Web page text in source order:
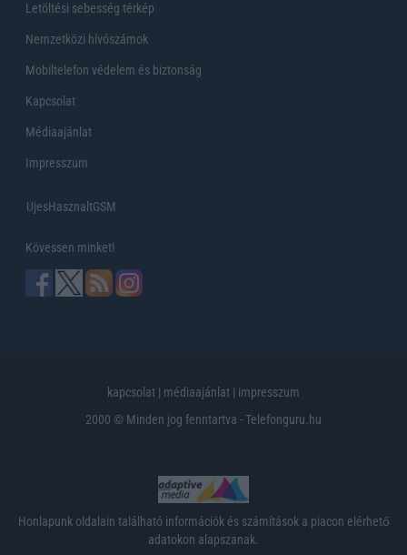
Letöltési sebesség térkép
Nemzetközi hívószámok
Mobiltelefon védelem és biztonság
Kapcsolat
Médiaajánlat
Impresszum
UjesHasznaltGSM
Kövessen minket!
kapcsolat | médiaajánlat | impresszum
2000 © Minden jog fenntartva - Telefonguru.hu
Honlapunk oldalain található információk és számítások a piacon elérhető
adatokon alapszanak.